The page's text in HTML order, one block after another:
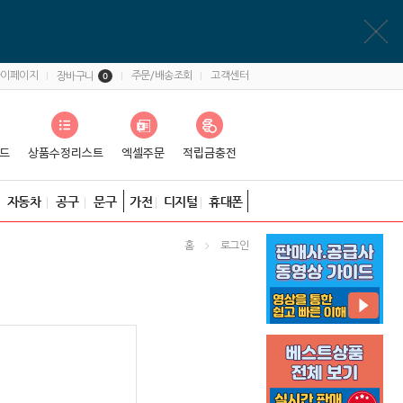
페이지 장바구니 0 주문/배송조회 고객센터
자동차 공구 문구 가전 디지털 휴대폰
홈 로그인